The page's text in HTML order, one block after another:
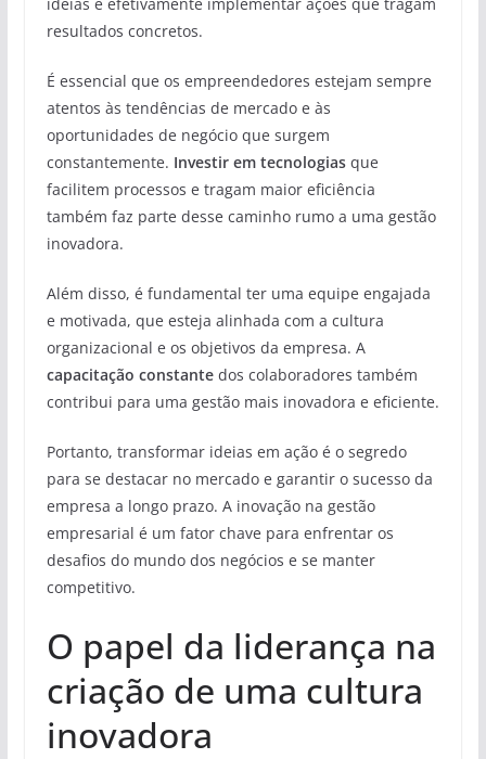
resultados concretos.
É essencial que os empreendedores estejam sempre
atentos às tendências de mercado e às
oportunidades de negócio que surgem
constantemente. Investir em tecnologiasque
facilitem processos e tragam maior eficiência
também faz parte desse caminho rumo a uma gestão
inovadora.
Além disso, é fundamental ter uma equipe engajada
e motivada, que esteja alinhada com a cultura
organizacional e os objetivos da empresa. A
capacitação constantedos colaboradores também
contribui para uma gestão mais inovadora e eficiente.
Portanto, transformar ideias em ação é o segredo
para se destacar no mercado e garantir o sucesso da
empresa a longo prazo. A inovação na gestão
empresarial é um fator chave para enfrentar os
desafios do mundo dos negócios e se manter
competitivo.
O papel da liderança na
criação de uma cultura
inovadora